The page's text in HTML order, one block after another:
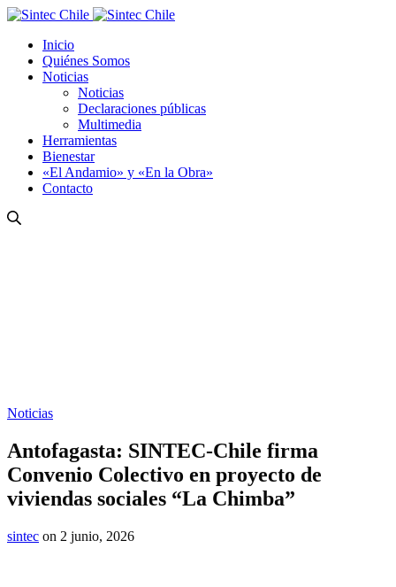
Inicio
Quiénes Somos
Noticias
Noticias
Declaraciones públicas
Multimedia
Herramientas
Bienestar
«El Andamio» y «En la Obra»
Contacto
Noticias
Antofagasta: SINTEC-Chile firma
Convenio Colectivo en proyecto de
viviendas sociales “La Chimba”
sintec on 2 junio, 2026